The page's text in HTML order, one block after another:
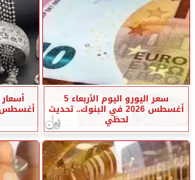
سعر اليورو اليوم الأربعاء 5
أغسطس 2026 في البنوك.. تحديث
لحظي